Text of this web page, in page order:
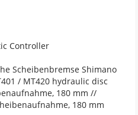
Controller
Scheibenbremse Shimano
/ MT420 hydraulic disc
180 mm //
180 mm